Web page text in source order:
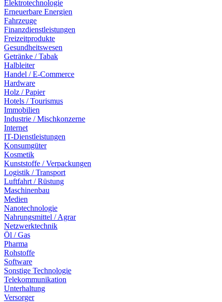
Elektrotechnologie
Erneuerbare Energien
Fahrzeuge
Finanzdienstleistungen
Freizeitprodukte
Gesundheitswesen
Getränke / Tabak
Halbleiter
Handel / E-Commerce
Hardware
Holz / Papier
Hotels / Tourismus
Immobilien
Industrie / Mischkonzerne
Internet
IT-Dienstleistungen
Konsumgüter
Kosmetik
Kunststoffe / Verpackungen
Logistik / Transport
Luftfahrt / Rüstung
Maschinenbau
Medien
Nanotechnologie
Nahrungsmittel / Agrar
Netzwerktechnik
Öl / Gas
Pharma
Rohstoffe
Software
Sonstige Technologie
Telekommunikation
Unterhaltung
Versorger